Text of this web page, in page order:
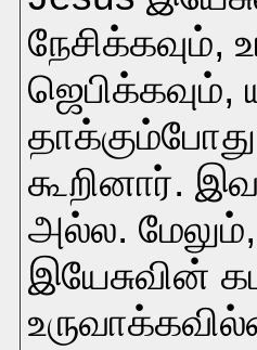
கூறினார்.
அல்ல.
இயேசுவின்